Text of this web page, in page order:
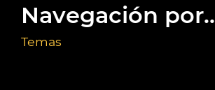
Navegación
Temas